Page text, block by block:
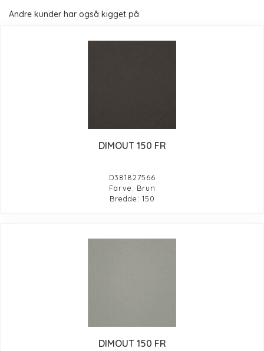
Andre kunder har også kigget på
DIMOUT 150 FR
D381827566
Farve: Brun
Bredde: 150
DIMOUT 150 FR